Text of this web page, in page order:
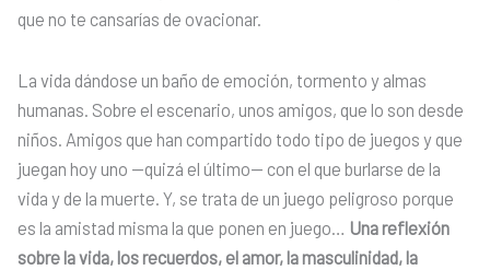
que no te cansarías de ovacionar.
La vida dándose un baño de emoción, tormento y almas
humanas. Sobre el escenario, unos amigos, que lo son desde
niños. Amigos que han compartido todo tipo de juegos y que
juegan hoy uno —quizá el último— con el que burlarse de la
vida y de la muerte. Y, se trata de un juego peligroso porque
es la amistad misma la que ponen en juego… Una reflexión
sobre la vida, los recuerdos, el amor, la masculinidad, la